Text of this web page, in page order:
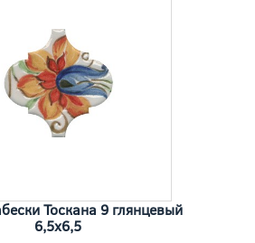
Тоскана 9 глянцевый
6,5x6,5